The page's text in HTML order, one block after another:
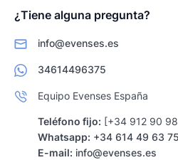
¿Tiene alguna pregunta?
info@evenses.es
34614496375
Equipo Evenses España
Teléfono fijo: [+34 912 90
Whatsapp: +34 614 49 63 75
E-mail: info@evenses.es